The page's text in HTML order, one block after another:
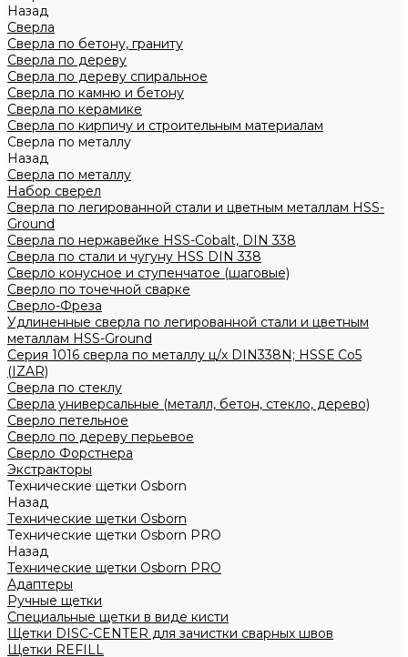
Назад
Сверла
Сверла по бетону, граниту
Сверла по дереву
Сверла по дереву спиральное
Сверла по камню и бетону
Сверла по керамике
Сверла по кирпичу и строительным материалам
Сверла по металлу
Назад
Сверла по металлу
Набор сверел
Сверла по легированной стали и цветным металлам HSS-
Ground
Сверла по нержавейке HSS-Cobalt, DIN 338
Сверла по стали и чугуну HSS DIN 338
Сверло конусное и ступенчатое (шаговые)
Сверло по точечной сварке
Сверло-Фреза
Удлиненные сверла по легированной стали и цветным
металлам HSS-Ground
Серия 1016 сверла по металлу ц/х DIN338N; HSSЕ Со5
(IZAR)
Сверла по стеклу
Сверла универсальные (металл, бетон, стекло, дерево)
Сверло петельное
Сверло по дереву перьевое
Сверло Форстнера
Экстракторы
Технические щетки Osborn
Назад
Технические щетки Osborn
Технические щетки Osborn PRO
Назад
Технические щетки Osborn PRO
Адаптеры
Ручные щетки
Специальные щетки в виде кисти
Щетки DISC-CENTER для зачистки сварных швов
Щетки REFILL